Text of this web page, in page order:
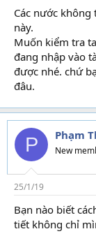
Các nước không
này.
Muốn kiểm tra
đang nhập vào
được nhé. chứ
đâu.
P Phạm
New
25/1/19
Bạn nào biết
tiết không chỉ